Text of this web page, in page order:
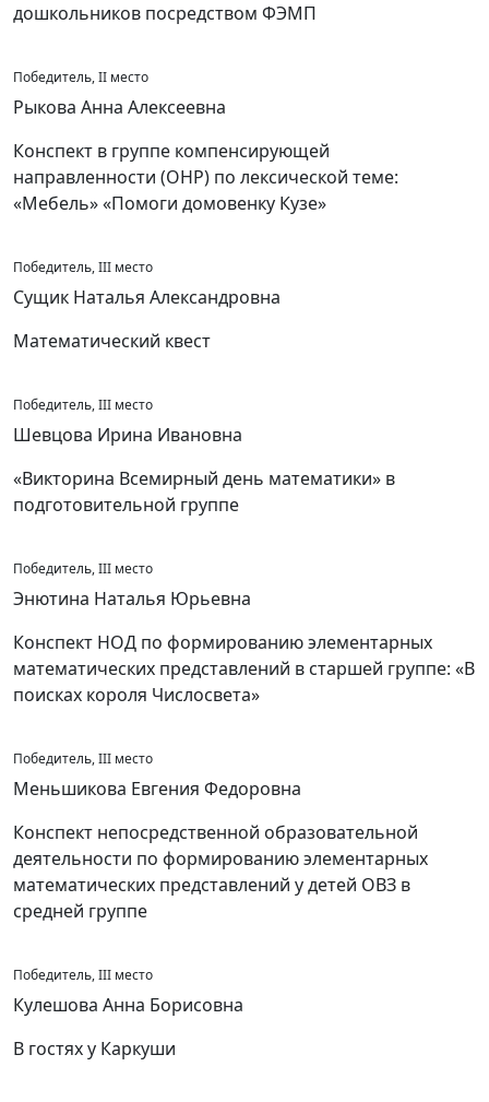
дошкольников посредством ФЭМП
Победитель, II место
Рыкова Анна Алексеевна
Конспект в группе компенсирующей
направленности (ОНР) по лексической теме:
«Мебель» «Помоги домовенку Кузе»
Победитель, III место
Сущик Наталья Александровна
Математический квест
Победитель, III место
Шевцова Ирина Ивановна
«Викторина Всемирный день математики» в
подготовительной группе
Победитель, III место
Энютина Наталья Юрьевна
Конспект НОД по формированию элементарных
математических представлений в старшей группе: «В
поисках короля Числосвета»
Победитель, III место
Меньшикова Евгения Федоровна
Конспект непосредственной образовательной
деятельности по формированию элементарных
математических представлений у детей ОВЗ в
средней группе
Победитель, III место
Кулешова Анна Борисовна
В гостях у Каркуши